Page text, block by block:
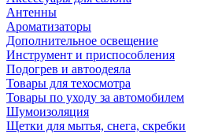
Антенны
Ароматизаторы
Дополнительное освещение
Инструмент и приспособления
Подогрев и автоодеяла
Товары для техосмотра
Товары по уходу за автомобилем
Шумоизоляция
Щетки для мытья, снега, скребки